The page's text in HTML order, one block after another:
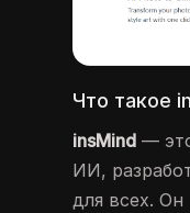
Что такое
insMind —
ИИ,
для всех. Он